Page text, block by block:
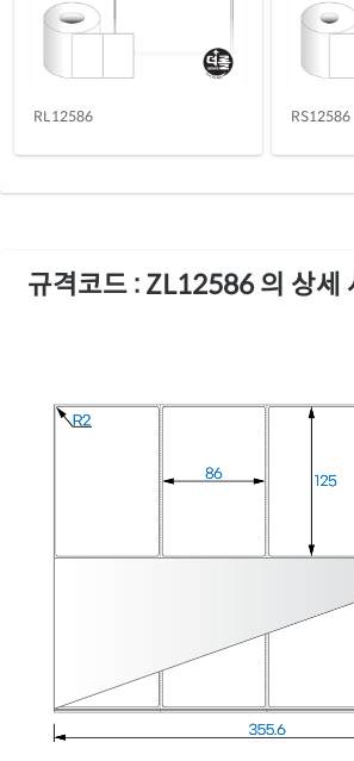
RL12586 RS12586
규격코드 : ZL12586 의 상세